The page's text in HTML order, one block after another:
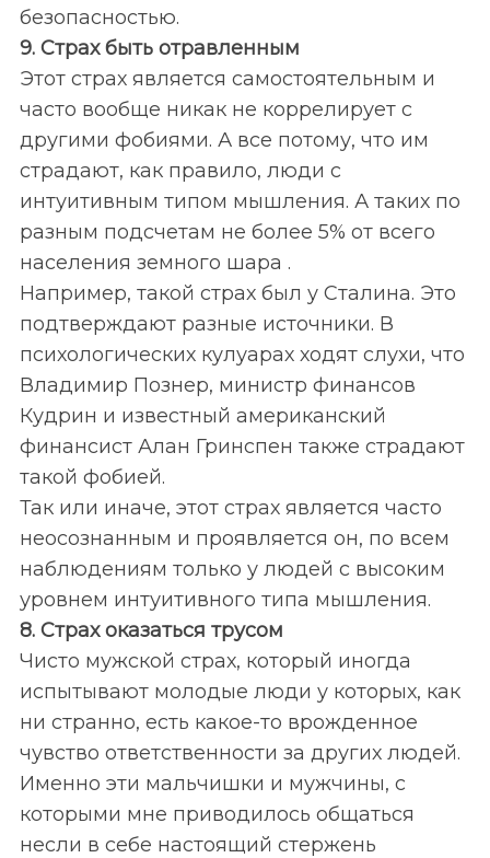
безопасностью.
9. Страх быть отравленным
Этот страх является самостоятельным и
часто вообще никак не коррелирует с
другими фобиями. А все потому, что им
страдают, как правило, люди с
интуитивным типом мышления. А таких по
разным подсчетам не более 5% от всего
населения земного шара .
Например, такой страх был у Сталина. Это
подтверждают разные источники. В
психологических кулуарах ходят слухи, что
Владимир Познер, министр финансов
Кудрин и известный американский
финансист Алан Гринспен также страдают
такой фобией.
Так или иначе, этот страх является часто
неосознанным и проявляется он, по всем
наблюдениям только у людей с высоким
уровнем интуитивного типа мышления.
8. Страх оказаться трусом
Чисто мужской страх, который иногда
испытывают молодые люди у которых, как
ни странно, есть какое-то врожденное
чувство ответственности за других людей.
Именно эти мальчишки и мужчины, с
которыми мне приводилось общаться
несли в себе настоящий стержень